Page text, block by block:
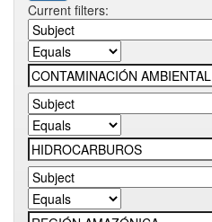
Current filters: